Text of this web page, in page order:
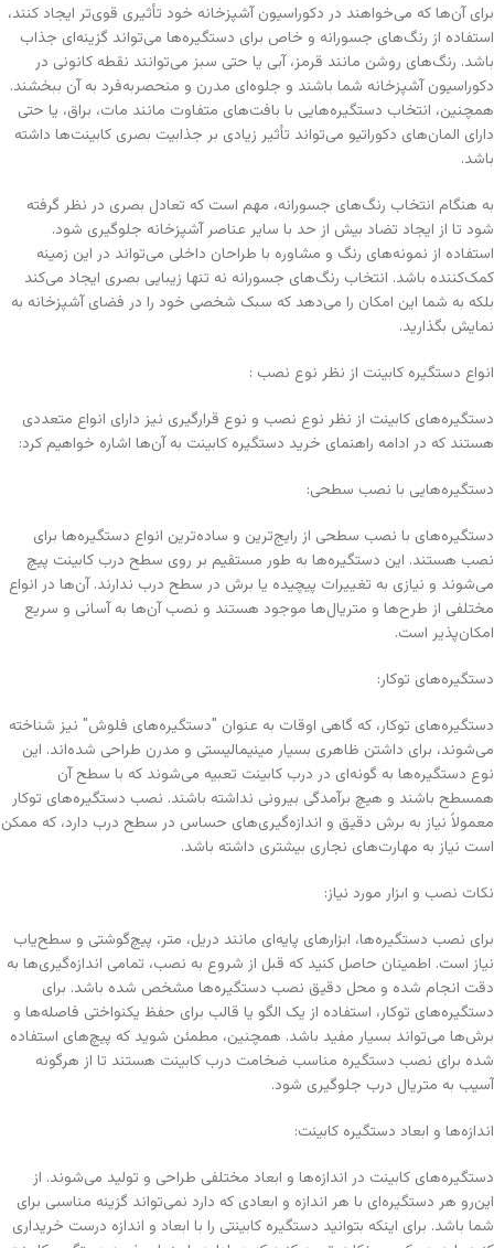
برای آن‌ها که می‌خواهند در دکوراسیون آشپزخانه خود تأثیری قوی‌تر ایجاد کنند،
استفاده از رنگ‌های جسورانه و خاص برای دستگیره‌ها می‌تواند گزینه‌ای جذاب
باشد. رنگ‌های روشن مانند قرمز، آبی یا حتی سبز می‌توانند نقطه کانونی در
دکوراسیون آشپزخانه شما باشند و جلوه‌ای مدرن و منحصربه‌فرد به آن ببخشند.
همچنین، انتخاب دستگیره‌هایی با بافت‌های متفاوت مانند مات، براق، یا حتی
دارای المان‌های دکوراتیو می‌تواند تأثیر زیادی بر جذابیت بصری کابینت‌ها داشته
باشد.
به هنگام انتخاب رنگ‌های جسورانه، مهم است که تعادل بصری در نظر گرفته
شود تا از ایجاد تضاد بیش از حد با سایر عناصر آشپزخانه جلوگیری شود.
استفاده از نمونه‌های رنگ و مشاوره با طراحان داخلی می‌تواند در این زمینه
کمک‌کننده باشد. انتخاب رنگ‌های جسورانه نه تنها زیبایی بصری ایجاد می‌کند
بلکه به شما این امکان را می‌دهد که سبک شخصی خود را در فضای آشپزخانه به
نمایش بگذارید.
انواع دستگیره کابینت از نظر نوع نصب :
دستگیره‌های کابینت از نظر نوع نصب و نوع قرارگیری نیز دارای انواع متعددی
هستند که در ادامه راهنمای خرید دستگیره کابینت به آن‌ها اشاره خواهیم کرد:
دستگیره‌هایی با نصب سطحی:
دستگیره‌های با نصب سطحی از رایج‌ترین و ساده‌ترین انواع دستگیره‌ها برای
نصب هستند. این دستگیره‌ها به طور مستقیم بر روی سطح درب کابینت پیچ
می‌شوند و نیازی به تغییرات پیچیده یا برش در سطح درب ندارند. آن‌ها در انواع
مختلفی از طرح‌ها و متریال‌ها موجود هستند و نصب آن‌ها به آسانی و سریع
امکان‌پذیر است.
دستگیره‌های توکار:
دستگیره‌های توکار، که گاهی اوقات به عنوان "دستگیره‌های فلوش" نیز شناخته
می‌شوند، برای داشتن ظاهری بسیار مینیمالیستی و مدرن طراحی شده‌اند. این
نوع دستگیره‌ها به گونه‌ای در درب کابینت تعبیه می‌شوند که با سطح آن
همسطح باشند و هیچ برآمدگی بیرونی نداشته باشند. نصب دستگیره‌های توکار
معمولاً نیاز به برش دقیق و اندازه‌گیری‌های حساس در سطح درب دارد، که ممکن
است نیاز به مهارت‌های نجاری بیشتری داشته باشد.
نکات نصب و ابزار مورد نیاز:
برای نصب دستگیره‌ها، ابزارهای پایه‌ای مانند دریل، متر، پیچ‌گوشتی و سطح‌یاب
نیاز است. اطمینان حاصل کنید که قبل از شروع به نصب، تمامی اندازه‌گیری‌ها به
دقت انجام شده و محل دقیق نصب دستگیره‌ها مشخص شده باشد. برای
دستگیره‌های توکار، استفاده از یک الگو یا قالب برای حفظ یکنواختی فاصله‌ها و
برش‌ها می‌تواند بسیار مفید باشد. همچنین، مطمئن شوید که پیچ‌های استفاده
شده برای نصب دستگیره مناسب ضخامت درب کابینت هستند تا از هرگونه
آسیب به متریال درب جلوگیری شود.
اندازه‌ها و ابعاد دستگیره کابینت:
دستگیره‌های کابینت در اندازه‌ها و ابعاد مختلفی طراحی و تولید می‌شوند. از
این‌رو هر دستگیره‌ای با هر اندازه و ابعادی که دارد نمی‌تواند گزینه مناسبی برای
شما باشد. برای اینکه بتوانید دستگیره کابینتی را با ابعاد و اندازه درست خریداری